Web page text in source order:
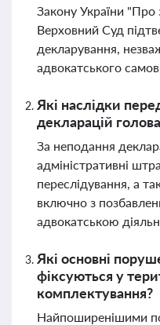
Закону України "Про
Верховний Суд
декларування,
адвокатського
Які наслідки
декларацій
За неподання
адміністративні
переслідування, а
включно з
адвокатською
Які основні
фіксуються у
комплектування?
Найпоширенішими